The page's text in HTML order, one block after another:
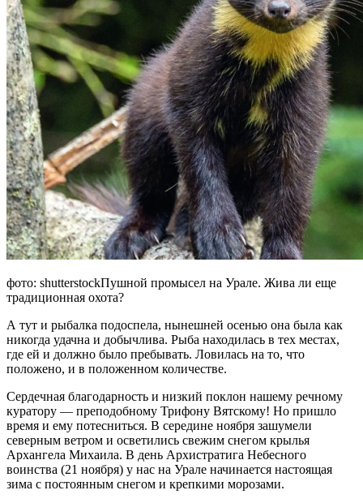
фото: shutterstockПушной промысел на Урале. Жива ли еще
традиционная охота?
А тут и рыбалка подоспела, нынешней осенью она была как
никогда удачна и добычлива. Рыба находилась в тех местах,
где ей и должно было пребывать. Ловилась на то, что
положено, и в положенном количестве.
Сердечная благодарность и низкий поклон нашему речному
куратору — преподобному Трифону Вятскому! Но пришло
время и ему потесниться. В середине ноября зашумели
северным ветром и осветились свежим снегом крылья
Архангела Михаила. В день Архистратига Небесного
воинства (21 ноября) у нас на Урале начинается настоящая
зима с постоянным снегом и крепкими морозами.